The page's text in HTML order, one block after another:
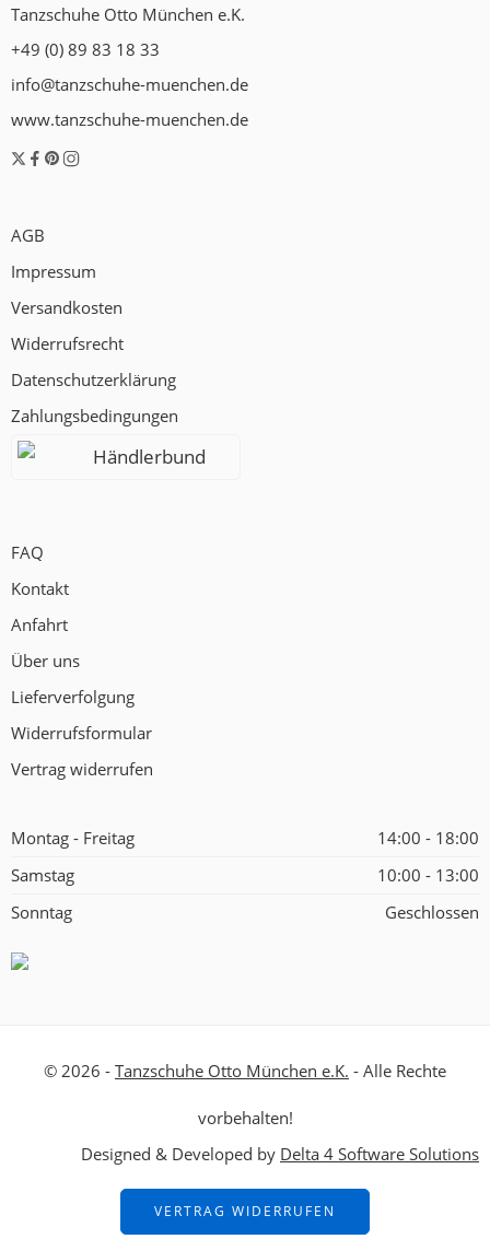
Tanzschuhe Otto München e.K.
+49 (0) 89 83 18 33
info@tanzschuhe-muenchen.de
www.tanzschuhe-muenchen.de
AGB
Impressum
Versandkosten
Widerrufsrecht
Datenschutzerklärung
Zahlungsbedingungen
Händlerbund
FAQ
Kontakt
Anfahrt
Über uns
Lieferverfolgung
Widerrufsformular
Vertrag widerrufen
Montag - Freitag
14:00 - 18:00
Samstag
10:00 - 13:00
Sonntag
Geschlossen
© 2026 - Tanzschuhe Otto München e.K. - Alle Rechte
vorbehalten!
Designed & Developed by Delta 4 Software Solutions
VERTRAG WIDERRUFEN